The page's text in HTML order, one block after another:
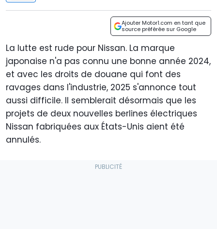
Ajouter Motor1.com en tant que
source préférée sur Google
La lutte est rude pour Nissan. La marque
japonaise n'a pas connu une bonne année 2024,
et avec les droits de douane qui font des
ravages dans l'industrie, 2025 s'annonce tout
aussi difficile. Il semblerait désormais que les
projets de deux nouvelles berlines électriques
Nissan fabriquées aux États-Unis aient été
annulés.